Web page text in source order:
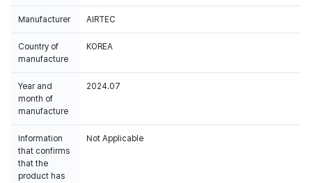
Manufacturer AIRTEC
Country of
manufacture
KOREA
Year and
month of
manufacture
2024.07
Information
that confirms
that the
product has
Not Applicable